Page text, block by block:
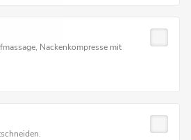
Nackenkompresse mit